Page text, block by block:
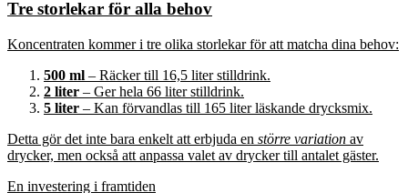
Tre storlekar för alla behov
Koncentraten kommer i tre olika storlekar för att matcha dina behov:
500 ml – Räcker till 16,5 liter stilldrink.
2 liter – Ger hela 66 liter stilldrink.
5 liter – Kan förvandlas till 165 liter läskande drycksmix.
Detta gör det inte bara enkelt att erbjuda en större variation av
drycker, men också att anpassa valet av drycker till antalet gäster.
En investering i framtiden